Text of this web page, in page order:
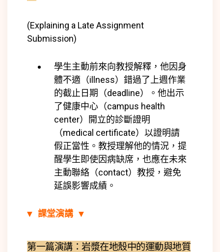
(Explaining a Late Assignment
Submission)
學生主動前來向教授解釋，他因身
體不適（illness） 錯過了上週作業
的截止日期（deadline）。他出示
了健康中心（campus health
center）開立的診斷證明
（medical certificate）以證明請
假正當性。教授理解他的情況，提
醒學生即使因病缺席，也應在未來
主動聯絡（contact）教授，避免
延誤影響成績。
▼ 課堂演講 ▼
第一篇演講：岩漿在地殼中的運動與地質